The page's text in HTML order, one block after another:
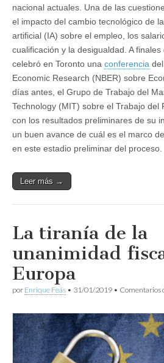
nacional actuales. Una de las
el impacto del cambio tecnológico de
artificial (IA) sobre el empleo, los
cualificación y la desigualdad. A
celebró en Toronto una conferencia
Economic Research (NBER) sobre
días antes, el Grupo de Trabajo del
Technology (MIT) sobre el Trabajo del
con los resultados preliminares de su
un buen avance de cuál es el marco
en este estadio preliminar del proceso.
Leer más →
La tiranía de la
unanimidad
Europa
por Enrique Feás • 31/01/2019 • Comentarios